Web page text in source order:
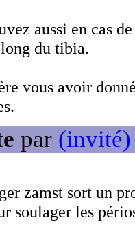
aussi en cas
du tibia.
vous avoir
par (invité)
zamst sort un
soulager les